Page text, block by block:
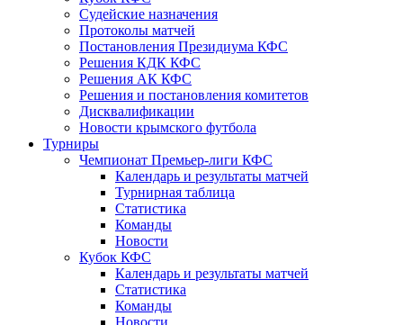
Судейские назначения
Протоколы матчей
Постановления Президиума КФС
Решения КДК КФС
Решения АК КФС
Решения и постановления комитетов
Дисквалификации
Новости крымского футбола
Турниры
Чемпионат Премьер-лиги КФС
Календарь и результаты матчей
Турнирная таблица
Статистика
Команды
Новости
Кубок КФС
Календарь и результаты матчей
Статистика
Команды
Новости